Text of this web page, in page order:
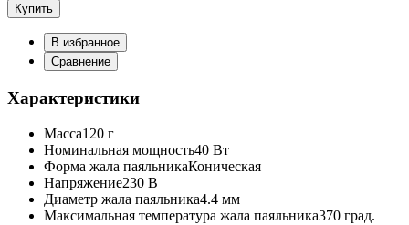
Купить
В избранное
Сравнение
Характеристики
Масса120 г
Номинальная мощность40 Вт
Форма жала паяльникаКоническая
Напряжение230 В
Диаметр жала паяльника4.4 мм
Максимальная температура жала паяльника370 град.